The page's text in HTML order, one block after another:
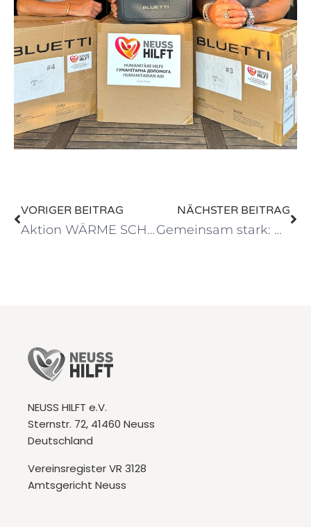
VORIGER BEITRAG
Aktion WÄRME SCHENKEN: Mit Liebe gemacht
NÄCHSTER BEITRAG
Gemeinsam stark: Neuss für die Ukraine
NEUSS HILFT e.V.
Sternstr. 72, 41460 Neuss
Deutschland
Vereinsregister VR 3128
Amtsgericht Neuss